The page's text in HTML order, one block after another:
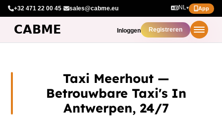
+32 471 22 00 45· sales@cabme.eu NL▾ App
Inloggen Registreren
Taxi Meerhout —
Betrouwbare Taxi's In
Antwerpen, 24/7